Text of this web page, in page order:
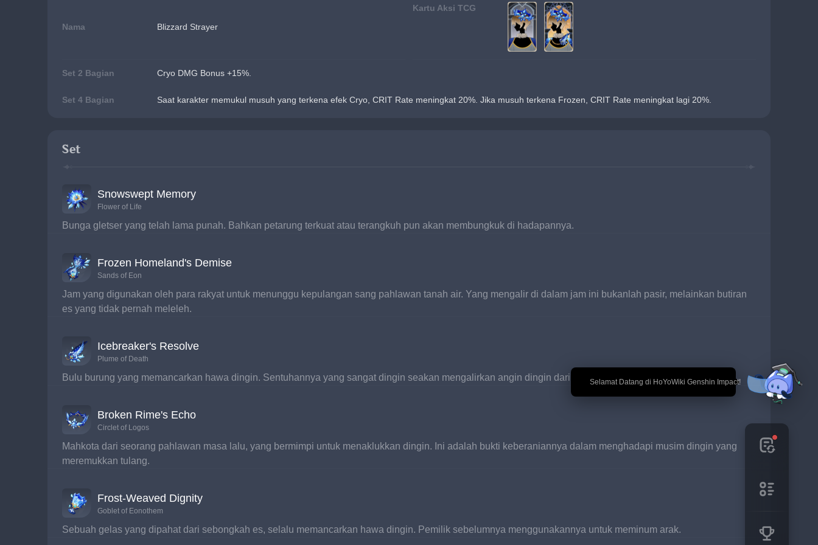
🎉 Selamat Datang di HoYoWiki Genshin Impact!
Nama Blizzard Strayer
Kartu Aksi TCG
Set 2 Bagian Cryo DMG Bonus +15%.
Set 4 Bagian Saat karakter memukul musuh yang terkena efek Cryo, CRIT Rate meningkat 20%. Jika musuh terkena Frozen, CRIT Rate meningkat lagi 20%.
Set
Snowswept Memory
Flower of Life
Bunga gletser yang telah lama punah. Bahkan petarung terkuat atau terangkuh pun akan membungkuk di hadapannya.
Frozen Homeland's Demise
Sands of Eon
Jam yang digunakan oleh para rakyat untuk menunggu kepulangan sang pahlawan tanah air. Yang mengalir di dalam jam ini bukanlah pasir, melainkan butiran
es yang tidak pernah meleleh.
Icebreaker's Resolve
Plume of Death
Bulu burung yang memancarkan hawa dingin. Sentuhannya yang sangat dingin seakan mengalirkan angin dingin dari gunung salju ke dalam kulitmu.
Broken Rime's Echo
Circlet of Logos
Mahkota dari seorang pahlawan masa lalu, yang bermimpi untuk menaklukkan dingin. Ini adalah bukti keberaniannya dalam menghadapi musim dingin yang
meremukkan tulang.
Frost-Weaved Dignity
Goblet of Eonothem
Sebuah gelas yang dipahat dari sebongkah es, selalu memancarkan hawa dingin. Pemilik sebelumnya menggunakannya untuk meminum arak.